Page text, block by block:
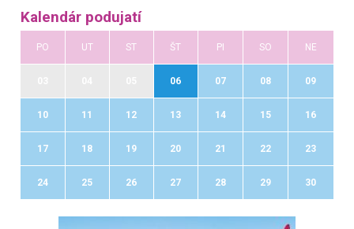
Kalendár podujatí
PO UT ST ŠT PI SO NE
06 07 08 09
10 11 12 13 14 15 16
17 18 19 20 21 22 23
24 25 26 27 28 29 30